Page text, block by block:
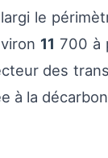
le
11 700 à
des
à la